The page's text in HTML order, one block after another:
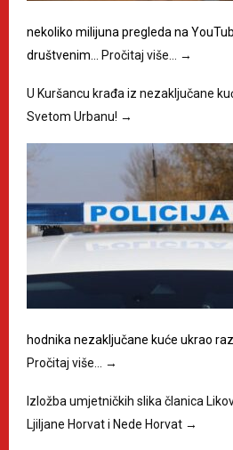
nekoliko milijuna pregleda na
društvenim…
Pročitaj više… →
U Kuršancu krađa iz nezaključane
Svetom Urbanu! →
hodnika nezaključane kuće ukrao
Pročitaj više…
→
Izložba umjetničkih slika članica
Ljiljane Horvat i Nede Horvat →